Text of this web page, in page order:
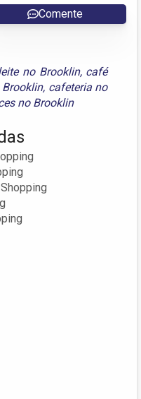
Comente
no Brooklin, café
, cafeteria no
no Brooklin